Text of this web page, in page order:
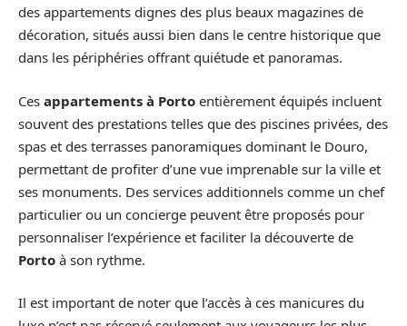
des appartements dignes des plus beaux magazines de
décoration, situés aussi bien dans le centre historique que
dans les périphéries offrant quiétude et panoramas.
Ces appartements à Porto entièrement équipés incluent
souvent des prestations telles que des piscines privées, des
spas et des terrasses panoramiques dominant le Douro,
permettant de profiter d’une vue imprenable sur la ville et
ses monuments. Des services additionnels comme un chef
particulier ou un concierge peuvent être proposés pour
personnaliser l’expérience et faciliter la découverte de
Porto à son rythme.
Il est important de noter que l’accès à ces manicures du